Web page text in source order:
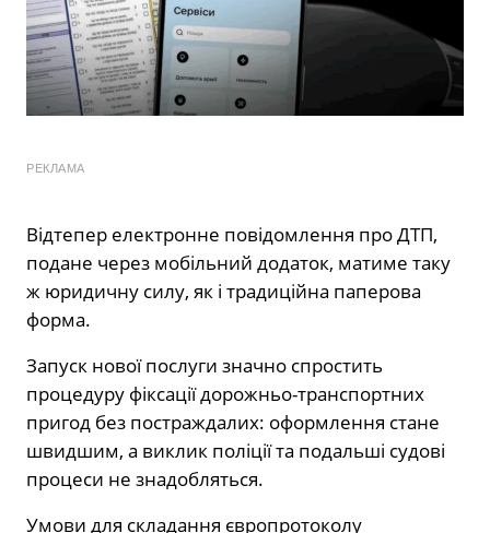
РЕКЛАМА
Відтепер електронне повідомлення про ДТП,
подане через мобільний додаток, матиме таку
ж юридичну силу, як і традиційна паперова
форма.
Запуск нової послуги значно спростить
процедуру фіксації дорожньо-транспортних
пригод без постраждалих: оформлення стане
швидшим, а виклик поліції та подальші судові
процеси не знадобляться.
Умови для складання європротоколу